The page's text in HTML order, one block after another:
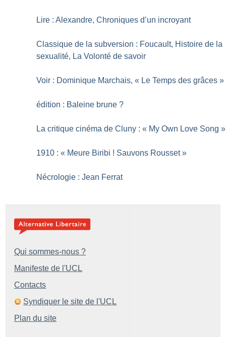
Lire : Alexandre, Chroniques d’un incroyant
Classique de la subversion : Foucault, Histoire de la
sexualité, La Volonté de savoir
Voir : Dominique Marchais, « Le Temps des grâces »
édition : Baleine brune ?
La critique cinéma de Cluny : « My Own Love Song »
1910 : « Meure Biribi ! Sauvons Rousset »
Nécrologie : Jean Ferrat
Qui sommes-nous ?
Manifeste de l'UCL
Contacts
Syndiquer le site de l'UCL
Plan du site